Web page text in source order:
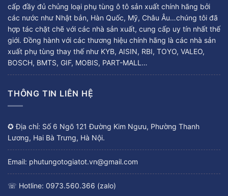
cấp đầy đủ chủng loại phụ tùng ô tô sản xuất chính hãng bởi
các nước như Nhật bản, Hàn Quốc, Mỹ, Châu Âu…chúng tôi đã
hợp tác chặt chẽ với các nhà sản xuất, cung cấp uy tín nhất thế
giới. Đồng hành với các thương hiệu chính hãng là các nhà sản
xuất phụ tùng thay thế như KYB, AISIN, RBI, TOYO, VALEO,
BOSCH, BMTS, GIF, MOBIS, PART-MALL…
THÔNG TIN LIÊN HỆ
✪ Địa chỉ: Số 6 Ngõ 121 Đường Kim Ngưu, Phường Thanh
Lương, Hai Bà Trưng, Hà Nội.
Email: phutungotogiatot.vn@gmail.com
☏ Hotline: 0973.560.366 (zalo)